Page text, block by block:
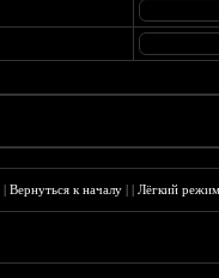
|Вернуться к началу ||Лёгкий